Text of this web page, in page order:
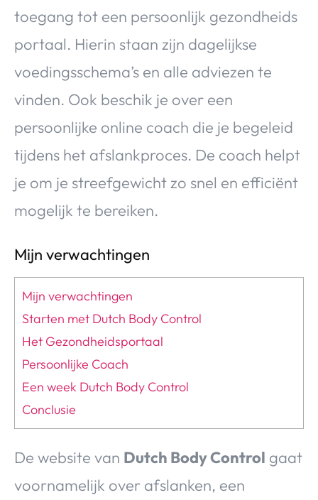
toegang tot een persoonlijk gezondheids
portaal. Hierin staan zijn dagelijkse
voedingsschema’s en alle adviezen te
vinden. Ook beschik je over een
persoonlijke online coach die je begeleid
tijdens het afslankproces. De coach helpt
je om je streefgewicht zo snel en efficiënt
mogelijk te bereiken.
Mijn verwachtingen
Mijn verwachtingen
Starten met Dutch Body Control
Het Gezondheidsportaal
Persoonlijke Coach
Een week Dutch Body Control
Conclusie
De website van Dutch Body Control gaat
voornamelijk over afslanken, een